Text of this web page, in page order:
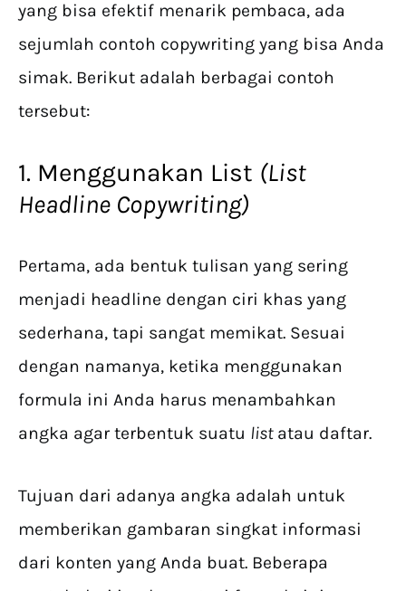
yang bisa efektif menarik pembaca, ada
sejumlah contoh copywriting yang bisa Anda
simak. Berikut adalah berbagai contoh
tersebut:
1. Menggunakan List (List
Headline Copywriting)
Pertama, ada bentuk tulisan yang sering
menjadi headline dengan ciri khas yang
sederhana, tapi sangat memikat. Sesuai
dengan namanya, ketika menggunakan
formula ini Anda harus menambahkan
angka agar terbentuk suatu list atau daftar.
Tujuan dari adanya angka adalah untuk
memberikan gambaran singkat informasi
dari konten yang Anda buat. Beberapa